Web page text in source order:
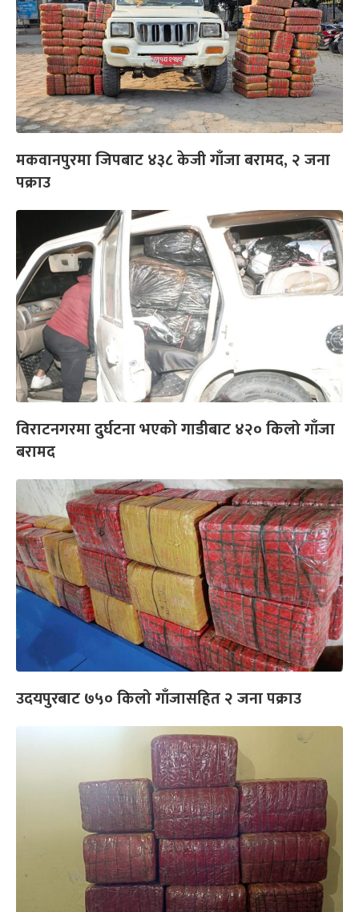
मकवानपुरमा जिपबाट ४३८ केजी गाँजा बरामद, २ जना
पक्राउ
विराटनगरमा दुर्घटना भएको गाडीबाट ४२० किलो गाँजा
बरामद
उदयपुरबाट ७५० किलो गाँजासहित २ जना पक्राउ